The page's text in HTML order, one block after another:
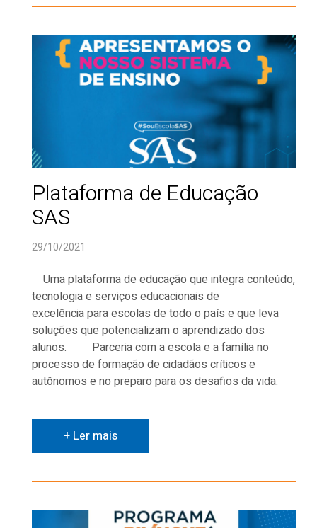
Plataforma de Educação
SAS
29/10/2021
Uma plataforma de educação que integra conteúdo,
tecnologia e serviços educacionais de
excelência para escolas de todo o país e que leva
soluções que potencializam o aprendizado dos
alunos. Parceria com a escola e a família no
processo de formação de cidadãos críticos e
autônomos e no preparo para os desafios da vida.
+ Ler mais